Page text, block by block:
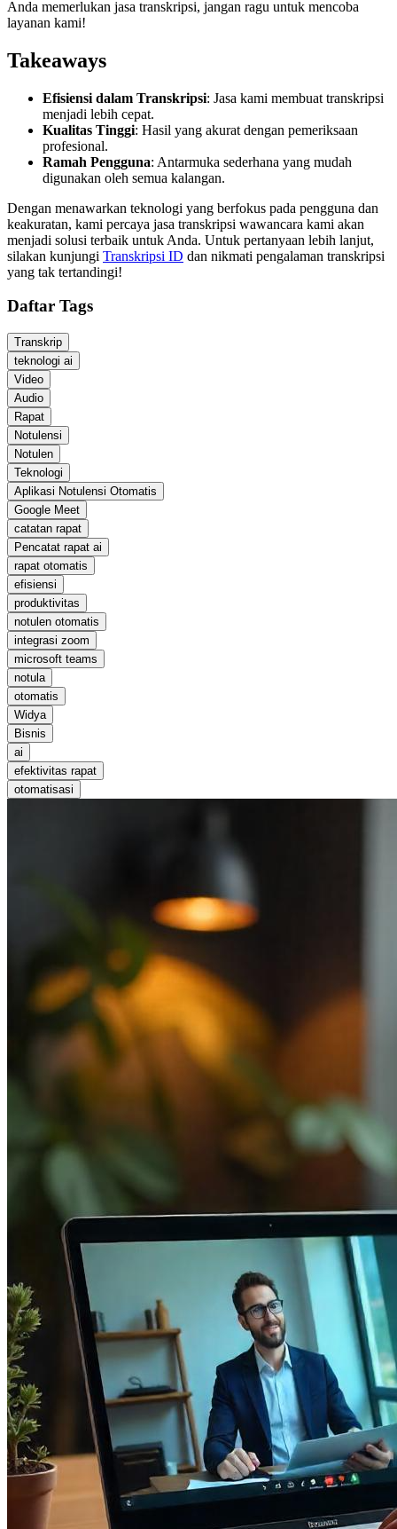
Anda memerlukan jasa transkripsi, jangan ragu untuk mencoba
layanan kami!
Takeaways
Efisiensi dalam Transkripsi: Jasa kami membuat transkripsi
menjadi lebih cepat.
Kualitas Tinggi: Hasil yang akurat dengan pemeriksaan
profesional.
Ramah Pengguna: Antarmuka sederhana yang mudah
digunakan oleh semua kalangan.
Dengan menawarkan teknologi yang berfokus pada pengguna dan
keakuratan, kami percaya jasa transkripsi wawancara kami akan
menjadi solusi terbaik untuk Anda. Untuk pertanyaan lebih lanjut,
silakan kunjungi Transkripsi ID dan nikmati pengalaman transkripsi
yang tak tertandingi!
Daftar Tags
Transkrip
teknologi ai
Video
Audio
Rapat
Notulensi
Notulen
Teknologi
Aplikasi Notulensi Otomatis
Google Meet
catatan rapat
Pencatat rapat ai
rapat otomatis
efisiensi
produktivitas
notulen otomatis
integrasi zoom
microsoft teams
notula
otomatis
Widya
Bisnis
ai
efektivitas rapat
otomatisasi